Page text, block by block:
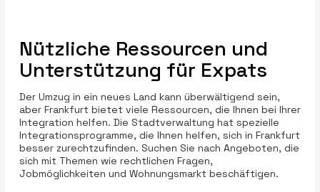
Nützliche Ressourcen und
Unterstützung für Expats
Der Umzug in ein neues Land kann überwältigend sein,
aber Frankfurt bietet viele Ressourcen, die Ihnen bei Ihrer
Integration helfen. Die Stadtverwaltung hat spezielle
Integrationsprogramme, die Ihnen helfen, sich in Frankfurt
besser zurechtzufinden. Suchen Sie nach Angeboten, die
sich mit Themen wie rechtlichen Fragen,
Jobmöglichkeiten und Wohnungsmarkt beschäftigen.